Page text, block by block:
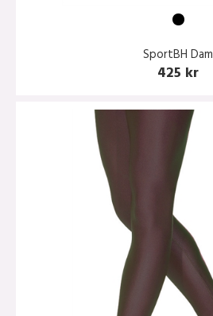
SportBH Dam
425 kr